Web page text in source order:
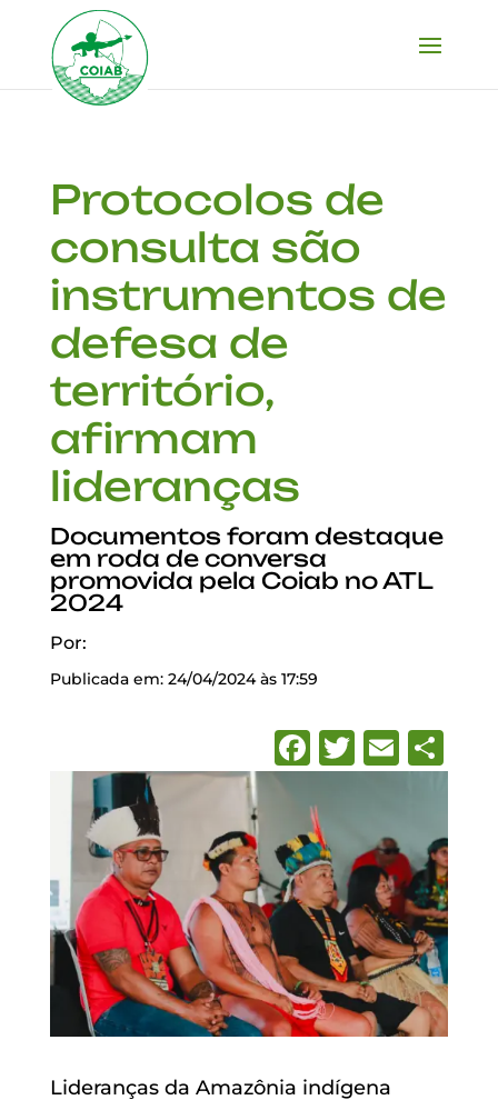
Protocolos de
consulta são
instrumentos de
defesa de
território,
afirmam
lideranças
Documentos foram destaque
em roda de conversa
promovida pela Coiab no ATL
2024
Por:
Publicada em: 24/04/2024 às 17:59
Facebook
Twitter
Lideranças da Amazônia indígena